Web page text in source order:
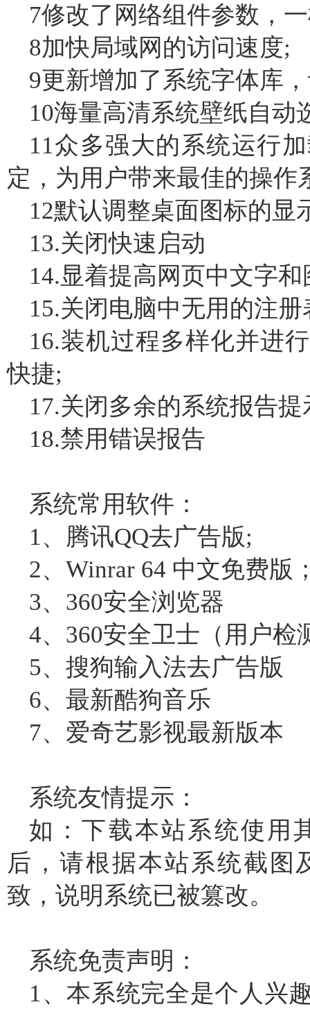
7修改了网络组件参数，
8加快局域网的访问速度;
9更新增加了系统字体库
10海量高清系统壁纸自动
11众多强大的系统运行
定，为用户带来最佳的操作
12默认调整桌面图标的显
13.关闭快速启动
14.显着提高网页中文字
15.关闭电脑中无用的注
16.装机过程多样化并进
快捷;
17.关闭多余的系统报告提
18.禁用错误报告
系统常用软件：
1、腾讯QQ去广告版;
2、Winrar 64 中文免费版
3、360安全浏览器
4、360安全卫士（用户检
5、搜狗输入法去广告版
6、最新酷狗音乐
7、爱奇艺影视最新版本
系统友情提示：
如：下载本站系统使用
后，请根据本站系统截图
致，说明系统已被篡改。
系统免责声明：
1、本系统完全是个人兴